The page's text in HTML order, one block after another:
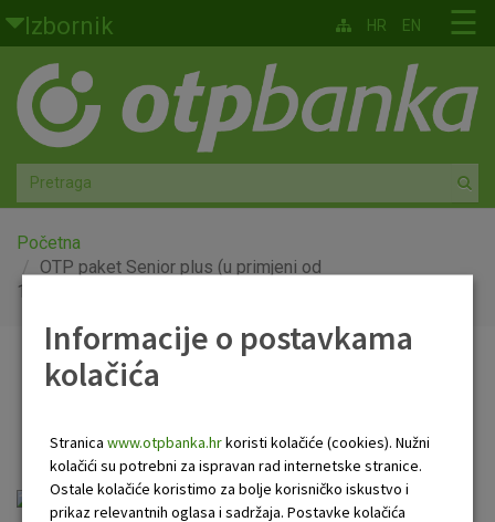
Skoči na glavni sadržaj
Izbornik
Građani
Privatno bankarstvo
Agro
Mala poduzeća i obrtnici
Globalna tržišta
O nama
☰
HR EN
Početna
OTP paket Senior plus (u primjeni od
15.11.2025)
OTP paket Senior plus (u
primjeni od 15.11.2025)
FID-OTP_Senior Plus 15.11.2025.pdf
Informacije o postavkama
kolačića
Stranica www.otpbanka.hrkoristi kolačiće (cookies). Nužni
kolačići su potrebni za ispravan rad internetske stranice.
Ostale kolačiće koristimo za bolje korisničko iskustvo i
prikaz relevantnih oglasa i sadržaja. Postavke kolačića